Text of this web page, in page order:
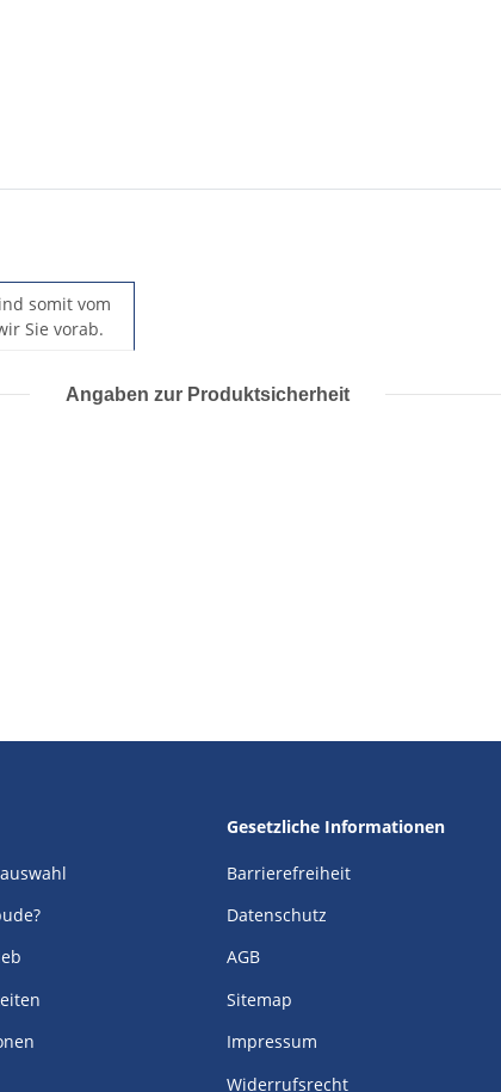
somit vom
Sie vorab.
Angaben zur Produktsicherheit
Gesetzliche Informationen
Barrierefreiheit
Datenschutz
AGB
Sitemap
Impressum
Widerrufsrecht